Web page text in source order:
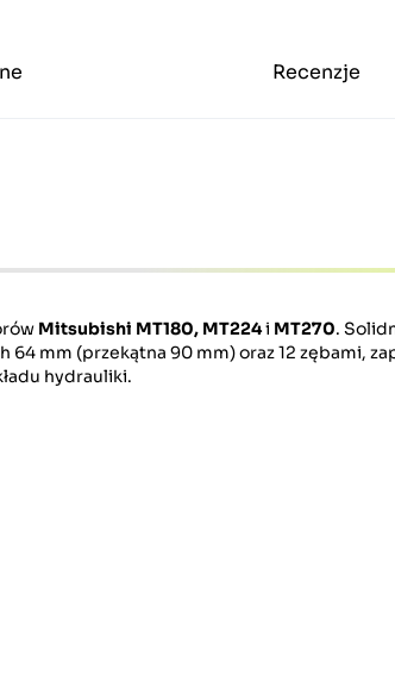
Recenzje
Mitsubishi MT180, MT224i MT270.
mm (przekątna 90 mm) oraz 12 zębami,
hydrauliki.